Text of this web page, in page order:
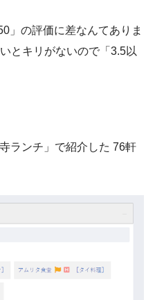
」の評価に差なんてありま
とキリがないので「3.5以
ランチ」で紹介した 76軒